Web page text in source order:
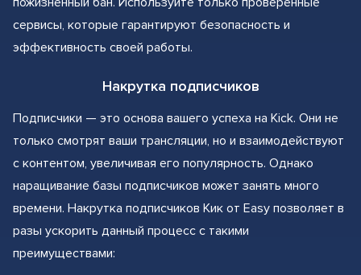
сервисы, которые гарантируют безопасность и
эффективность своей работы.
Накрутка подписчиков
Подписчики — это основа вашего успеха на Kick. Они не
только смотрят ваши трансляции, но и взаимодействуют
с контентом, увеличивая его популярность. Однако
наращивание базы подписчиков может занять много
времени. Накрутка подписчиков Кик от Easy позволяет в
разы ускорить данный процесс с такими
преимуществами: